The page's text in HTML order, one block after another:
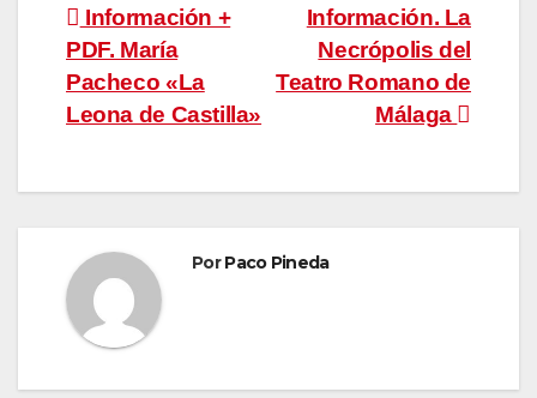
Navegación
de
entradas
Información. La
Necrópolis del
Teatro Romano de
Málaga
Información +
PDF. María
Pacheco «La
Leona de Castilla»
PorPaco Pineda